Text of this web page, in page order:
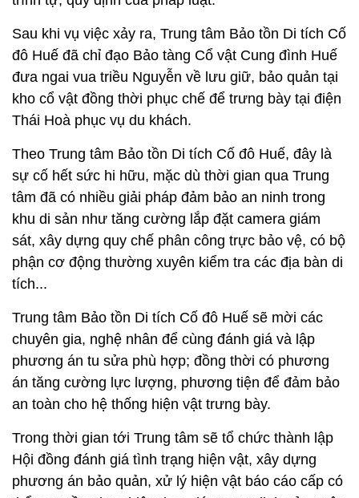
Sau khi vụ việc xảy ra, Trung tâm Bảo tồn Di tích Cố
đô Huế đã chỉ đạo Bảo tàng Cổ vật Cung đình Huế
đưa ngai vua triều Nguyễn về lưu giữ, bảo quản tại
kho cổ vật đồng thời phục chế để trưng bày tại điện
Thái Hoà phục vụ du khách.
Theo Trung tâm Bảo tồn Di tích Cố đô Huế, đây là
sự cố hết sức hi hữu, mặc dù thời gian qua Trung
tâm đã có nhiều giải pháp đảm bảo an ninh trong
khu di sản như tăng cường lắp đặt camera giám
sát, xây dựng quy chế phân công trực bảo vệ, có bộ
phận cơ động thường xuyên kiểm tra các địa bàn di
tích...
Trung tâm Bảo tồn Di tích Cố đô Huế sẽ mời các
chuyên gia, nghệ nhân để cùng đánh giá và lập
phương án tu sửa phù hợp; đồng thời có phương
án tăng cường lực lượng, phương tiện để đảm bảo
an toàn cho hệ thống hiện vật trưng bày.
Trong thời gian tới Trung tâm sẽ tổ chức thành lập
Hội đồng đánh giá tình trạng hiện vật, xây dựng
phương án bảo quản, xử lý hiện vật báo cáo cấp có